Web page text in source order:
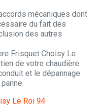
mécaniques dont
du fait des
des autres
Frisquet Choisy Le
de votre chaudière
et le dépannage
Le Roi 94